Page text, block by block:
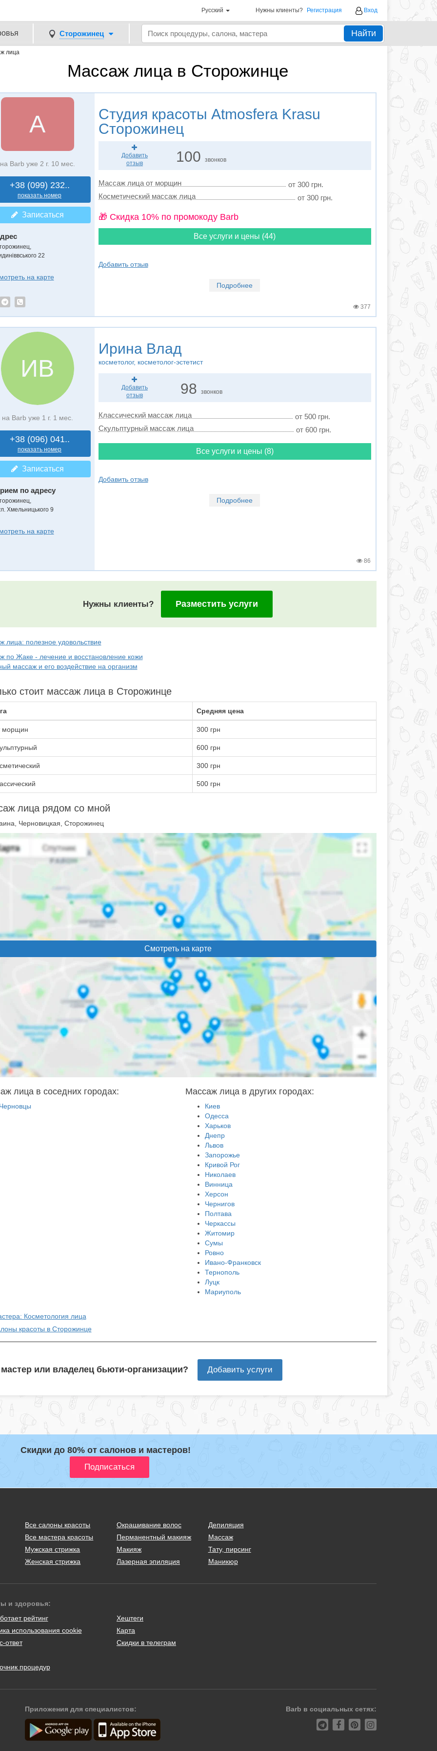
Русский Нужны клиенты? Регистрация Вход
Сторожинец Найти
лица
Массаж лица в Сторожинце
A
на Barb уже 2 г. 10 мес.
+38 (099) 232..
показать номер
Записаться
,
22
на карте
Студия красоты Atmosfera Krasu
Сторожинец
Добавить
отзыв
100звонков
Массаж лица от морщин
от 300 грн.
Косметический массаж лица
от 300 грн.
🎁 Cкидка 10% по промокоду Barb
Все услуги и цены (44)
Добавить отзыв
Подробнее
377
ИВ
на Barb уже 1 г. 1 мес.
+38 (096) 041..
показать номер
Записаться
по адресу
Хмельницького 9
на карте
Ирина Влад
косметолог, косметолог-эстетист
Добавить
отзыв
98 звонков
Классический массаж лица
от 500 грн.
Скульптурный массаж лица
от 600 грн.
Все услуги и цены (8)
Добавить отзыв
Подробнее
86
Нужны клиенты? Разместить услуги
лица: полезное удовольствие
по Жаке - лечение и восстановление кожи
массаж и его воздействие на организм
стоит массаж лица в Сторожинце
Средняя цена
морщин 300 грн
600 грн
300 грн
500 грн
лица рядом со мной
Черновицкая, Сторожинец
Смотреть на карте
лица в соседних городах: Массаж лица в других городах:
Киев
Одесса
Харьков
Днепр
Львов
Запорожье
Кривой Рог
Николаев
Винница
Херсон
Чернигов
Полтава
Черкассы
Житомир
Сумы
Ровно
Ивано-Франковск
Тернополь
Луцк
Мариуполь
Косметология лица
красоты в Сторожинце
или владелец бьюти-организации? Добавить услуги
Скидки до 80% от салонов и мастеров!
Все салоны красоты
Все мастера красоты
Мужская стрижка
Женская стрижка
Окрашивание волос
Перманентный макияж
Макияж
Лазерная эпиляция
Депиляция
Массаж
Тату, пирсинг
Маникюр
и здоровья:
рейтинг
использования cookie
ответ
процедур
Хештеги
Карта
Скидки в телеграм
Приложения для специалистов: Barb в социальных сетях: